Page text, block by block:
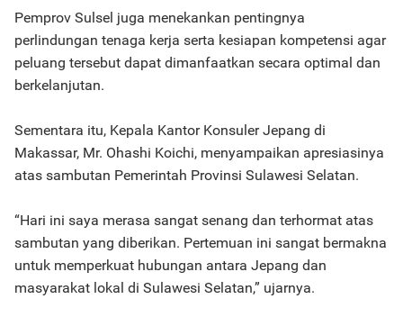
Pemprov Sulsel juga menekankan pentingnya
perlindungan tenaga kerja serta kesiapan kompetensi agar
peluang tersebut dapat dimanfaatkan secara optimal dan
berkelanjutan.
Sementara itu, Kepala Kantor Konsuler Jepang di
Makassar, Mr. Ohashi Koichi, menyampaikan apresiasinya
atas sambutan Pemerintah Provinsi Sulawesi Selatan.
“Hari ini saya merasa sangat senang dan terhormat atas
sambutan yang diberikan. Pertemuan ini sangat bermakna
untuk memperkuat hubungan antara Jepang dan
masyarakat lokal di Sulawesi Selatan,” ujarnya.